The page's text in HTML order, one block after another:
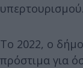
υπερτουρισμού.
Το 2022, ο
πρόστιμα για